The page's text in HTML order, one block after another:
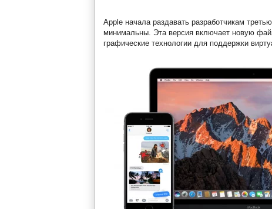
Apple начала раздавать разработчикам
минимальны. Эта версия включает новую
графические технологии для поддержки